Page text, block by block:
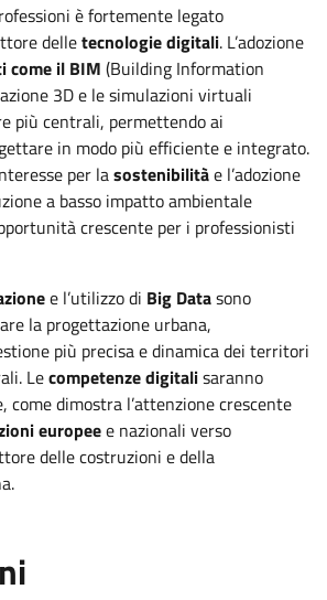
è fortemente legato
delletecnologie digitali. L’adozione
come il BIM (Building Information
3D e le simulazioni virtuali
più centrali, permettendo ai
in modo più efficiente e integrato.
per lasostenibilitàe l’adozione
a basso impatto ambientale
crescente per i professionisti
e l’utilizzo di Big Datasono
la progettazione urbana,
più precisa e dinamica dei territori
Lecompetenze digitalisaranno
come dimostra l’attenzione crescente
europeee nazionali verso
delle costruzioni e della